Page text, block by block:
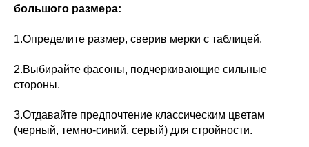
большого размера:
1.Определите размер, сверив мерки с таблицей.
2.Выбирайте фасоны, подчеркивающие сильные
стороны.
3.Отдавайте предпочтение классическим цветам
(черный, темно-синий, серый) для стройности.